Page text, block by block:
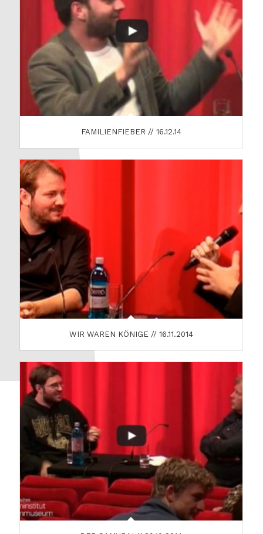
FAMILIENFIEBER // 16.12.14
WIR WAREN KÖNIGE // 16.11.2014